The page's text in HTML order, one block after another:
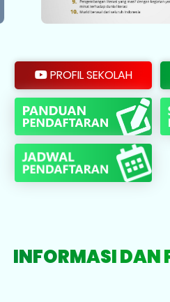
PROFIL SEKOLAH
INFORMASI DAN